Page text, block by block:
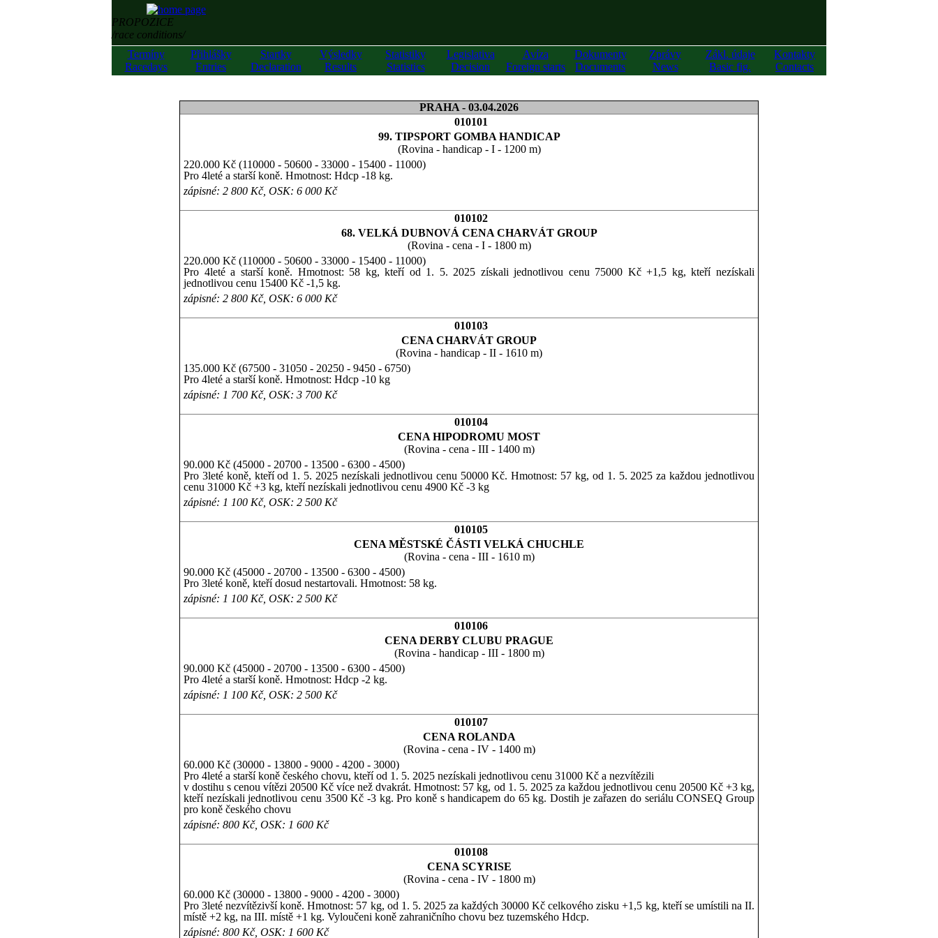
PROPOZICE
/race conditions/
Termíny
Racedays
Přihlášky
Entries
Startky
Declaration
Výsledky
Results
Statistiky
Statistics
Legislativa
Decision
Avíza
Foreign starts
Dokumenty
Documents
Zprávy
News
Zákl. údaje
Basic fig.
Kontakty
Contacts
PRAHA - 03.04.2026
010101
99. TIPSPORT GOMBA HANDICAP
(Rovina - handicap - I - 1200 m)
220.000 Kč (110000 - 50600 - 33000 - 15400 - 11000)
Pro 4leté a starší koně. Hmotnost: Hdcp -18 kg.
zápisné: 2 800 Kč, OSK: 6 000 Kč
010102
68. VELKÁ DUBNOVÁ CENA CHARVÁT GROUP
(Rovina - cena - I - 1800 m)
220.000 Kč (110000 - 50600 - 33000 - 15400 - 11000)
Pro 4leté a starší koně. Hmotnost: 58 kg, kteří od 1. 5. 2025 získali jednotlivou cenu 75000 Kč +1,5 kg, kteří nezískali
jednotlivou cenu 15400 Kč -1,5 kg.
zápisné: 2 800 Kč, OSK: 6 000 Kč
010103
CENA CHARVÁT GROUP
(Rovina - handicap - II - 1610 m)
135.000 Kč (67500 - 31050 - 20250 - 9450 - 6750)
Pro 4leté a starší koně. Hmotnost: Hdcp -10 kg
zápisné: 1 700 Kč, OSK: 3 700 Kč
010104
CENA HIPODROMU MOST
(Rovina - cena - III - 1400 m)
90.000 Kč (45000 - 20700 - 13500 - 6300 - 4500)
Pro 3leté koně, kteří od 1. 5. 2025 nezískali jednotlivou cenu 50000 Kč. Hmotnost: 57 kg, od 1. 5. 2025 za každou jednotlivou
cenu 31000 Kč +3 kg, kteří nezískali jednotlivou cenu 4900 Kč -3 kg
zápisné: 1 100 Kč, OSK: 2 500 Kč
010105
CENA MĚSTSKÉ ČÁSTI VELKÁ CHUCHLE
(Rovina - cena - III - 1610 m)
90.000 Kč (45000 - 20700 - 13500 - 6300 - 4500)
Pro 3leté koně, kteří dosud nestartovali. Hmotnost: 58 kg.
zápisné: 1 100 Kč, OSK: 2 500 Kč
010106
CENA DERBY CLUBU PRAGUE
(Rovina - handicap - III - 1800 m)
90.000 Kč (45000 - 20700 - 13500 - 6300 - 4500)
Pro 4leté a starší koně. Hmotnost: Hdcp -2 kg.
zápisné: 1 100 Kč, OSK: 2 500 Kč
010107
CENA ROLANDA
(Rovina - cena - IV - 1400 m)
60.000 Kč (30000 - 13800 - 9000 - 4200 - 3000)
Pro 4leté a starší koně českého chovu, kteří od 1. 5. 2025 nezískali jednotlivou cenu 31000 Kč a nezvítězili
v dostihu s cenou vítězi 20500 Kč více než dvakrát. Hmotnost: 57 kg, od 1. 5. 2025 za každou jednotlivou cenu 20500 Kč +3 kg,
kteří nezískali jednotlivou cenu 3500 Kč -3 kg. Pro koně s handicapem do 65 kg. Dostih je zařazen do seriálu CONSEQ Group
pro koně českého chovu
zápisné: 800 Kč, OSK: 1 600 Kč
010108
CENA SCYRISE
(Rovina - cena - IV - 1800 m)
60.000 Kč (30000 - 13800 - 9000 - 4200 - 3000)
Pro 3leté nezvítězivší koně. Hmotnost: 57 kg, od 1. 5. 2025 za každých 30000 Kč celkového zisku +1,5 kg, kteří se umístili na II.
místě +2 kg, na III. místě +1 kg. Vyloučeni koně zahraničního chovu bez tuzemského Hdcp.
zápisné: 800 Kč, OSK: 1 600 Kč